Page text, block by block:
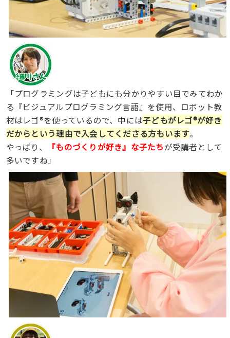
「プログラミングは子どもにも分かりやすい目でみてわか
る『ビジュアルプログラミング言語』を使用、ロボット教
材はレゴ®を使っているので、中には子どもがレゴ®が好き
だからという理由で入会してくださる方もいます。
やっぱり、
『ものづくりが好き』な子たちが受講者として
多いですね」